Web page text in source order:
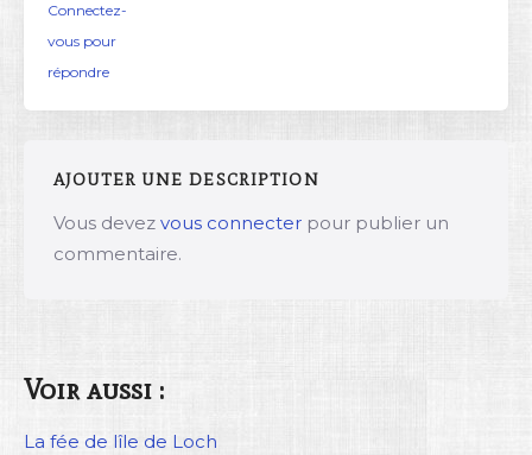
Connectez-
vous pour
répondre
AJOUTER UNE DESCRIPTION
Vous devez vous connecter pour publier un
commentaire.
Voir aussi :
La fée de lîle de Loch